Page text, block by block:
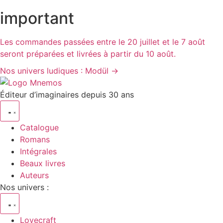
au
contenu
important
Les commandes passées entre le 20 juillet et le 7 août
seront préparées et livrées à partir du 10 août.
Nos univers ludiques : Modül →
Éditeur d’imaginaires depuis 30 ans
Catalogue
Romans
Intégrales
Beaux livres
Auteurs
Nos univers :
Lovecraft